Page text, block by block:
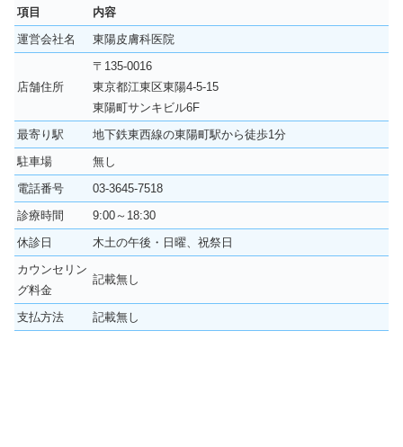
項目
内容
運営会社名
東陽皮膚科医院
店舗住所
〒135-0016
東京都江東区東陽4-5-15
東陽町サンキビル6F
最寄り駅
地下鉄東西線の東陽町駅から徒歩1分
駐車場
無し
電話番号
03-3645-7518
診療時間
9:00～18:30
休診日
木土の午後・日曜、祝祭日
カウンセリン
グ料金
記載無し
支払方法 記載無し